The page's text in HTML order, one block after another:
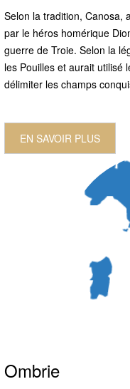
Selon la tradition, Canosa,
par le héros homérique
guerre de Troie. Selon la
les Pouilles et aurait utilisé
délimiter les champs
EN SAVOIR PLUS
Ombrie